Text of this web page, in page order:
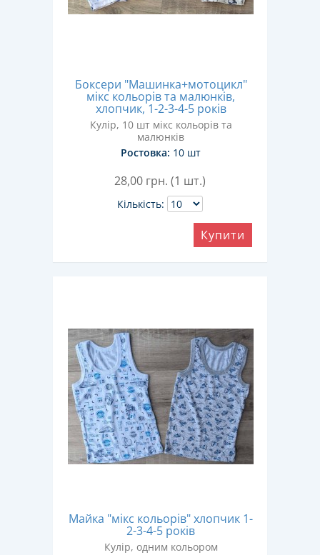
Боксери "Машинка+мотоцикл"
мікс кольорів та малюнків,
хлопчик, 1-2-3-4-5 років
Кулір, 10 шт мікс кольорів та
малюнків
Ростовка: 10 шт
28,00 грн. (1 шт.)
Кількість:
Купити
Майка "мікс кольорів" хлопчик 1-
2-3-4-5 років
Кулір, одним кольором